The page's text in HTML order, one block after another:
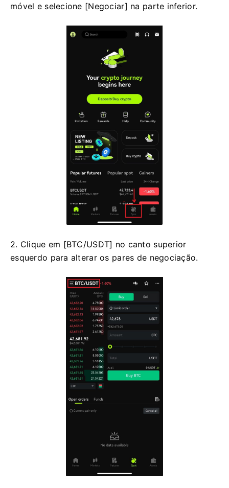
móvel e selecione [Negociar] na parte inferior.
2. Clique em [BTC/USDT] no canto superior
esquerdo para alterar os pares de negociação.